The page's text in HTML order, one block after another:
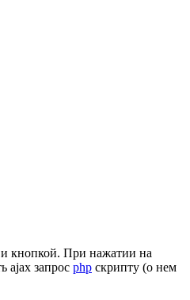
кнопкой. При нажатии на
ajax запрос php скрипту (о нем